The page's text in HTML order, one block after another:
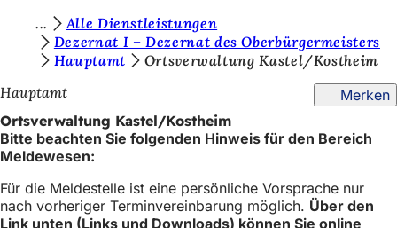
Inhalt anspringen
e
b
e
f
i
n
Alle Dienstleistungen
Dezernat I – Dezernat des Oberbürgermeisters
Hauptamt
Ortsverwaltung Kastel/Kostheim
Hauptamt
Merken
Ortsverwaltung Kastel/Kostheim
Bitte beachten Sie folgenden Hinweis für den Bereich
Meldewesen:
Für die Meldestelle ist eine persönliche Vorsprache nur
nach vorheriger Terminvereinbarung möglich. Über den
Link unten (Links und Downloads) können Sie online